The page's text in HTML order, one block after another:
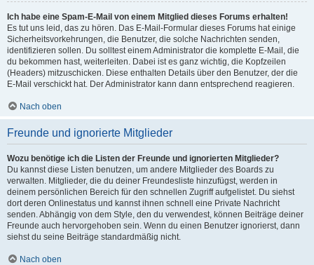
Ich habe eine Spam-E-Mail von einem Mitglied dieses Forums erhalten!
Es tut uns leid, das zu hören. Das E-Mail-Formular dieses Forums hat einige
Sicherheitsvorkehrungen, die Benutzer, die solche Nachrichten senden,
identifizieren sollen. Du solltest einem Administrator die komplette E-Mail, die
du bekommen hast, weiterleiten. Dabei ist es ganz wichtig, die Kopfzeilen
(Headers) mitzuschicken. Diese enthalten Details über den Benutzer, der die
E-Mail verschickt hat. Der Administrator kann dann entsprechend reagieren.
Nach oben
Freunde und ignorierte Mitglieder
Wozu benötige ich die Listen der Freunde und ignorierten Mitglieder?
Du kannst diese Listen benutzen, um andere Mitglieder des Boards zu
verwalten. Mitglieder, die du deiner Freundesliste hinzufügst, werden in
deinem persönlichen Bereich für den schnellen Zugriff aufgelistet. Du siehst
dort deren Onlinestatus und kannst ihnen schnell eine Private Nachricht
senden. Abhängig von dem Style, den du verwendest, können Beiträge deiner
Freunde auch hervorgehoben sein. Wenn du einen Benutzer ignorierst, dann
siehst du seine Beiträge standardmäßig nicht.
Nach oben